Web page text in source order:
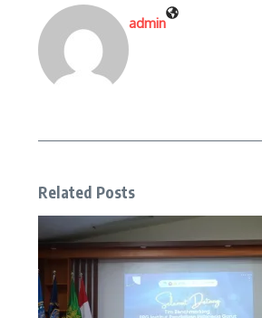
admin
Related Posts